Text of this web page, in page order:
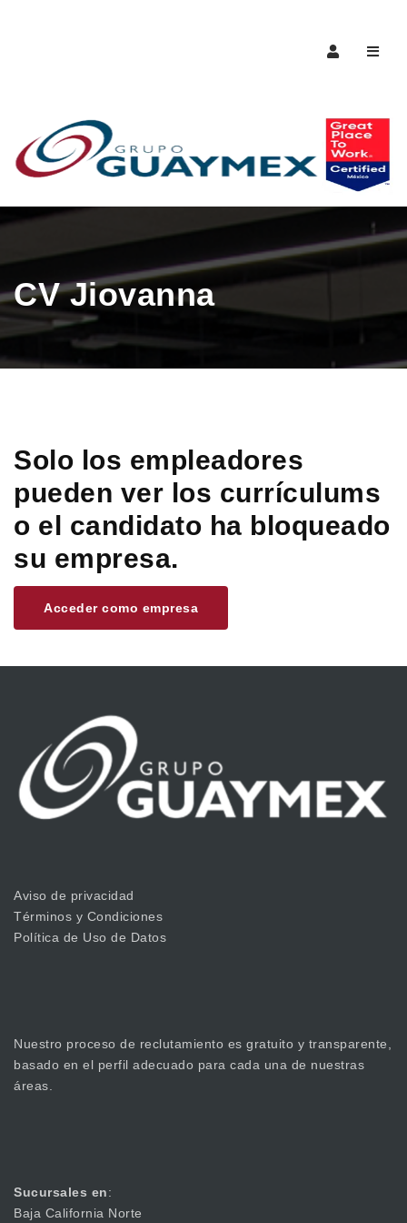
CV Jiovanna
Solo los empleadores
pueden ver los currículums
o el candidato ha bloqueado
su empresa.
Acceder como empresa
Aviso de privacidad
Términos y Condiciones
Política de Uso de Datos
Nuestro proceso de reclutamiento es gratuito y transparente,
basado en el perfil adecuado para cada una de nuestras
áreas.
Sucursales en:
Baja California Norte